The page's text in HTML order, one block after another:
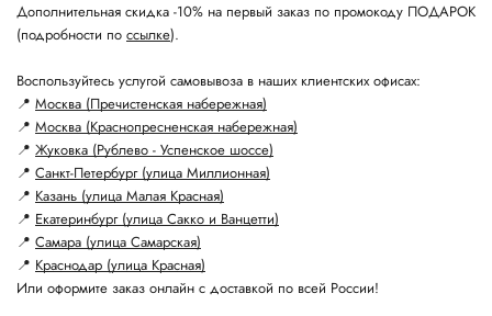
Дополнительная скидка -10% на первый заказ по промокоду ПОДАРОК
(подробности по ссылке).
Воспользуйтесь услугой самовывоза в наших клиентских офисах:
📍 Москва (Пречистенская набережная)
📍 Москва (Краснопресненская набережная)
📍 Жуковка (Рублево - Успенское шоссе)
📍 Санкт-Петербург (улица Миллионная)
📍 Казань (улица Малая Красная)
📍 Екатеринбург (улица Сакко и Ванцетти)
📍 Самара (улица Самарская)
📍 Краснодар (улица Красная)
Или оформите заказ онлайн с доставкой по всей России!